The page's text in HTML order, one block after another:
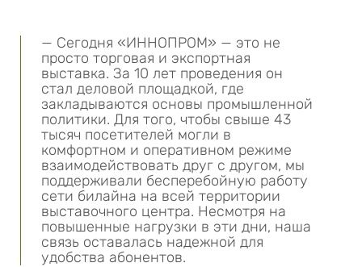
— Сегодня «ИННОПРОМ» — это не
просто торговая и экспортная
выставка. За 10 лет проведения он
стал деловой площадкой, где
закладываются основы промышленной
политики. Для того, чтобы свыше 43
тысяч посетителей могли в
комфортном и оперативном режиме
взаимодействовать друг с другом, мы
поддерживали бесперебойную работу
сети билайна на всей территории
выставочного центра. Несмотря на
повышенные нагрузки в эти дни, наша
связь оставалась надежной для
удобства абонентов.